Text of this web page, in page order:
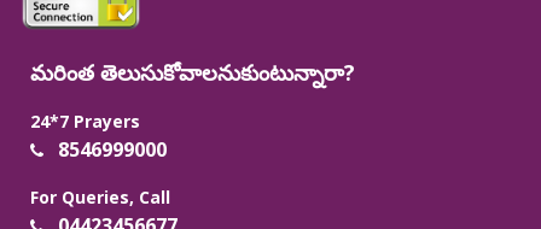
మరింత తెలుసుకోవాలనుకుంటున్నారా?
24*7 Prayers
8546999000
For Queries, Call